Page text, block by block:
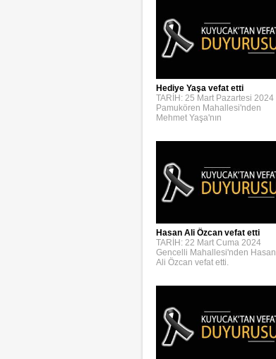
Hediye Yaşa vefat etti
TARİH: 25 Mart Pazartesi 2024
Pamukören Mahallesi'nden
Mehmet Yaşa'nın
Hasan Ali Özcan vefat etti
TARİH: 22 Mart Cuma 2024
Gencelli Mahallesi'nden Hasan
Ali Özcan vefat etti.